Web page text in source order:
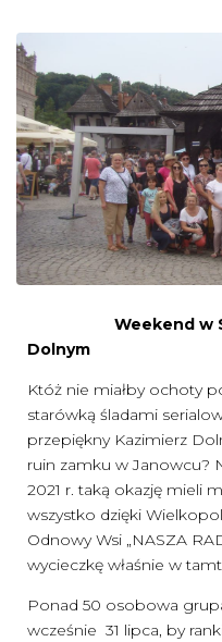
Weekend w
Dolnym
Któż nie miałby ochoty
starówką śladami
przepiękny Kazimierz
ruin zamku w Janowcu?
2021 r. taką okazję mieli
wszystko dzięki
Odnowy Wsi „NASZA
wycieczkę właśnie w
Ponad 50 osobowa
wcześnie 31 lipca, by